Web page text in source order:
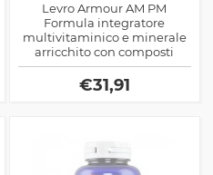
Levro Armour AM PM
Formula integratore
multivitaminico e minerale
arricchito con composti
energetici e per il recupero
notturno, realizzato con due
differenti formule
€31,91